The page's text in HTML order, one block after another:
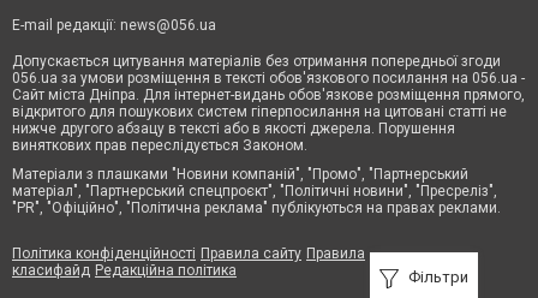
Фільтри
E-mail редакції: news@056.ua
Допускається цитування матеріалів без отримання попередньої згоди
056.ua за умови розміщення в тексті обов'язкового посилання на 056.ua -
Сайт міста Дніпра. Для інтернет-видань обов'язкове розміщення прямого,
відкритого для пошукових систем гіперпосилання на цитовані статті не
нижче другого абзацу в тексті або в якості джерела. Порушення
виняткових прав переслідується Законом.
Матеріали з плашками "Новини компаній", "Промо", "Партнерський
матеріал", "Партнерський спецпроєкт", "Політичні новини", "Пресреліз",
"PR", "Офіційно", "Політична реклама" публікуються на правах реклами.
Політика конфіденційності Правила сайту Правила
класифайд Редакційна політика